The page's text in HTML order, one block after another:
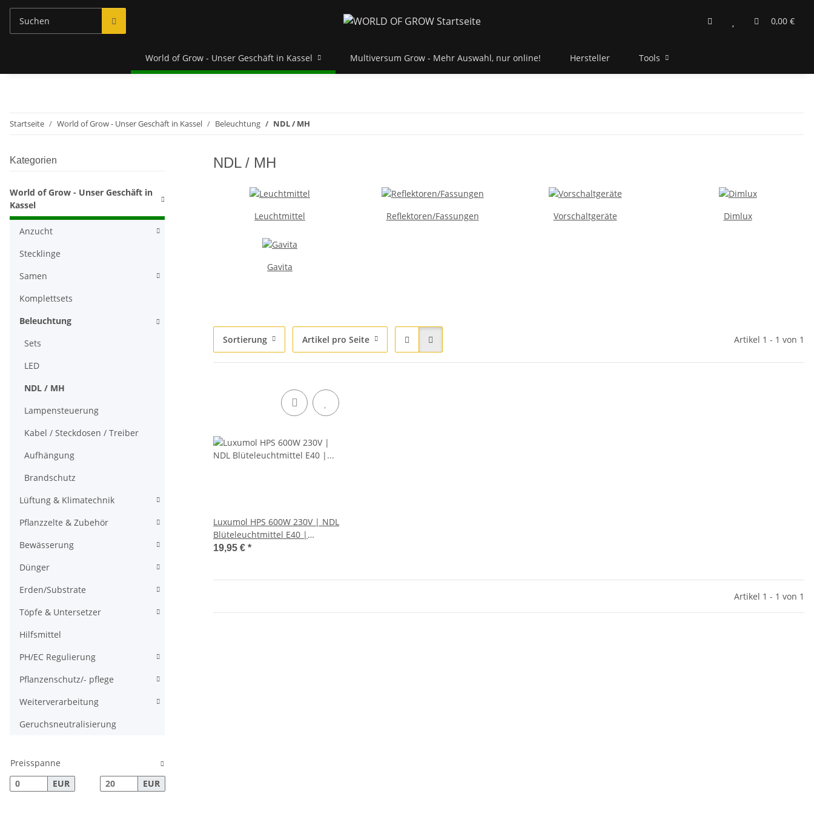
0,00 €
World of Grow - Unser Geschäft in Kassel Multiversum Grow - Mehr Auswahl, nur online! Hersteller Tools
Startseite World of Grow - Unser Geschäft in Kassel Beleuchtung NDL / MH
NDL / MH
Leuchtmittel Reflektoren/Fassungen Vorschaltgeräte Dimlux
Gavita
Sortierung Artikel pro Seite Artikel 1 - 1 von 1
Luxumol HPS 600W 230V | NDL
Blüteleuchtmittel E40 |
95.000lm High-Output
19,95 € *
Artikel 1 - 1 von 1
Kategorien
World of Grow - Unser Geschäft in
Kassel
Anzucht
Stecklinge
Samen
Komplettsets
Beleuchtung
Sets
LED
NDL / MH
Lampensteuerung
Kabel / Steckdosen / Treiber
Aufhängung
Brandschutz
Lüftung & Klimatechnik
Pflanzzelte & Zubehör
Bewässerung
Dünger
Erden/Substrate
Töpfe & Untersetzer
Hilfsmittel
PH/EC Regulierung
Pflanzenschutz/- pflege
Weiterverarbeitung
Geruchsneutralisierung
Preisspanne
EUR
EUR